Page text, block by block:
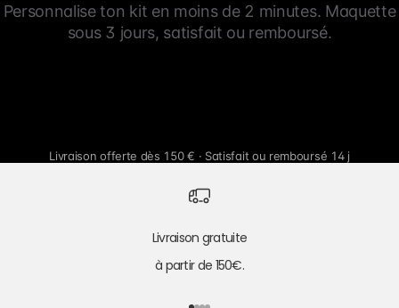
Personnalise ton kit en moins de 2 minutes. Maquette
sous 3 jours, satisfait ou remboursé.
Livraison offerte dès 150 € · Satisfait ou remboursé 14 j
Livraison gratuite
à partir de 150€.